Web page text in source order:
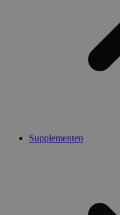
Supplementen